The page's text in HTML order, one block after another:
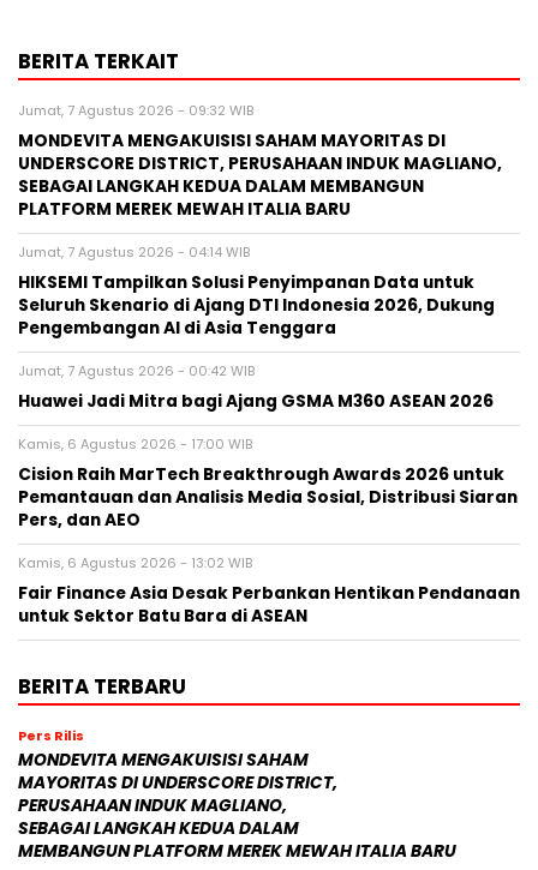
BERITA TERKAIT
Jumat, 7 Agustus 2026 - 09:32 WIB
MONDEVITA MENGAKUISISI SAHAM MAYORITAS DI
UNDERSCORE DISTRICT, PERUSAHAAN INDUK MAGLIANO,
SEBAGAI LANGKAH KEDUA DALAM MEMBANGUN
PLATFORM MEREK MEWAH ITALIA BARU
Jumat, 7 Agustus 2026 - 04:14 WIB
HIKSEMI Tampilkan Solusi Penyimpanan Data untuk
Seluruh Skenario di Ajang DTI Indonesia 2026, Dukung
Pengembangan AI di Asia Tenggara
Jumat, 7 Agustus 2026 - 00:42 WIB
Huawei Jadi Mitra bagi Ajang GSMA M360 ASEAN 2026
Kamis, 6 Agustus 2026 - 17:00 WIB
Cision Raih MarTech Breakthrough Awards 2026 untuk
Pemantauan dan Analisis Media Sosial, Distribusi Siaran
Pers, dan AEO
Kamis, 6 Agustus 2026 - 13:02 WIB
Fair Finance Asia Desak Perbankan Hentikan Pendanaan
untuk Sektor Batu Bara di ASEAN
BERITA TERBARU
Pers Rilis
MONDEVITA MENGAKUISISI SAHAM
MAYORITAS DI UNDERSCORE DISTRICT,
PERUSAHAAN INDUK MAGLIANO,
SEBAGAI LANGKAH KEDUA DALAM
MEMBANGUN PLATFORM MEREK MEWAH ITALIA BARU